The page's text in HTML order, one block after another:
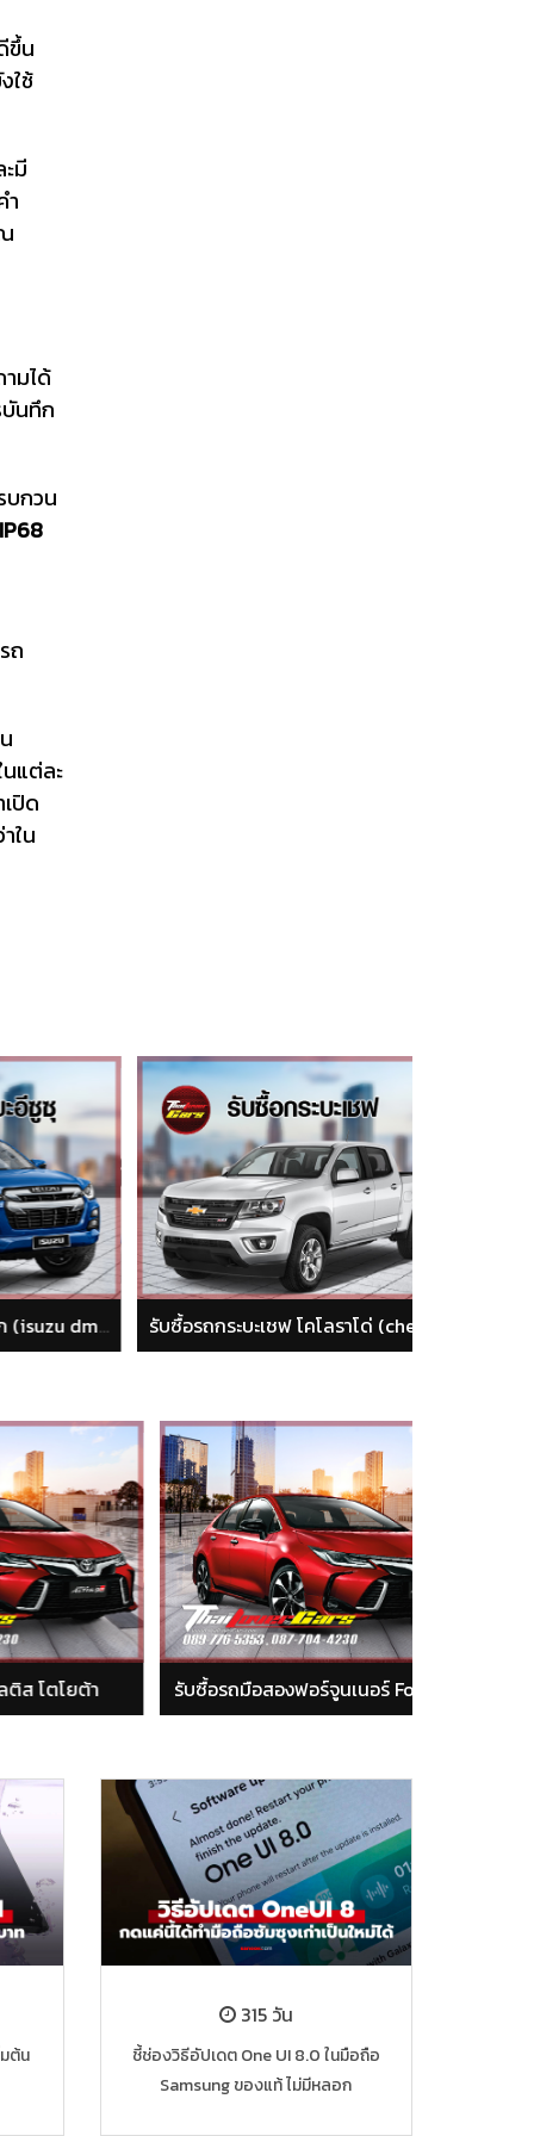
ขึ้น
ใช้
มี
ำ
มได้
บันทึก
บกวน
IP68
ถ
แต่ละ
ปิด
ใน
รับซื้อรถกระบะอีซูซุ ดีแม็ก (isuzu dmax) รับซื้อรถกระบะเชฟ โคโลราโด่ (chevrolet colorado)
า รับซื้อรถมือสองฟอร์จูนเนอร์ Fortuner
ต้น
315 วัน
ชี้ช่องวิธีอัปเดต One UI 8.0 ในมือถือ
Samsung ของแท้ ไม่มีหลอก